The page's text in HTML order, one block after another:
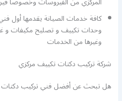
كافة خدمات الصيانة يقدمها أول
وحدات تكييف و تصليح مكيفات و
وغيرها من الخدمات
شركة تركيب دكتات تكييف مركزي
هل تبحث عن أفضل فني تركيب دكتات